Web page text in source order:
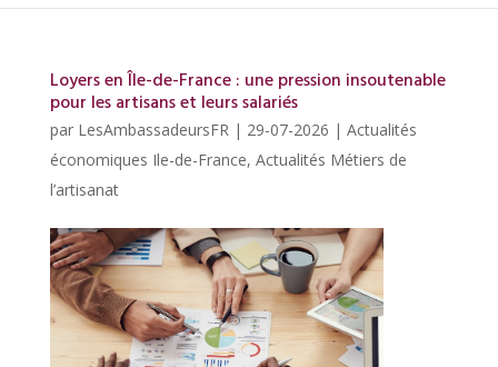
Loyers en Île-de-France : une pression insoutenable
pour les artisans et leurs salariés
par LesAmbassadeursFR| 29-07-2026 | Actualités
économiques Ile-de-France, Actualités Métiers de
l’artisanat